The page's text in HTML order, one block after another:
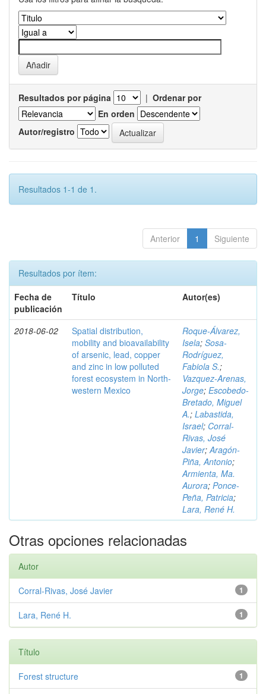
Resultados por página | Ordenar por
En orden
Autor/registro
Resultados 1-1 de 1.
Anterior 1 Siguiente
Resultados por ítem:
Fecha de
publicación
Título Autor(es)
2018-06-02
Spatial distribution,
mobility and bioavailability
of arsenic, lead, copper
and zinc in low polluted
forest ecosystem in North-
western Mexico
Roque-Álvarez,
Isela; Sosa-
Rodríguez,
Fabiola S.;
Vazquez-Arenas,
Jorge; Escobedo-
Bretado, Miguel
A.; Labastida,
Israel; Corral-
Rivas, José
Javier;Aragón-
Piña, Antonio;
Armienta, Ma.
Aurora; Ponce-
Peña, Patricia;
Lara, René H.
Otras opciones relacionadas
Autor
1
Corral-Rivas, José Javier
1
Lara, René H.
Título
1
Forest structure